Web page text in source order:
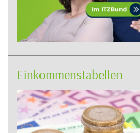
Einkommenstabellen